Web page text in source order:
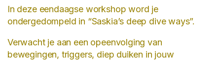
In deze eendaagse workshop word je
ondergedompeld in “Saskia’s deep dive ways”.
Verwacht je aan een opeenvolging van
bewegingen, triggers, diep duiken in jouw